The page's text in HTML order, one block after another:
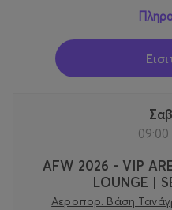
AFW 2026 - VIP
LOUNGE |
Αεροπορ. Βάση